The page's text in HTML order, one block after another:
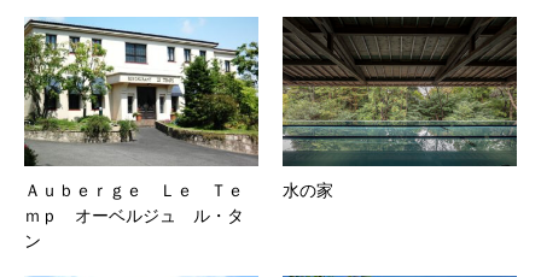
Ａｕｂｅｒｇｅ Ｌｅ Ｔｅ
ｍｐ オーベルジュ ル・タ
ン
水の家